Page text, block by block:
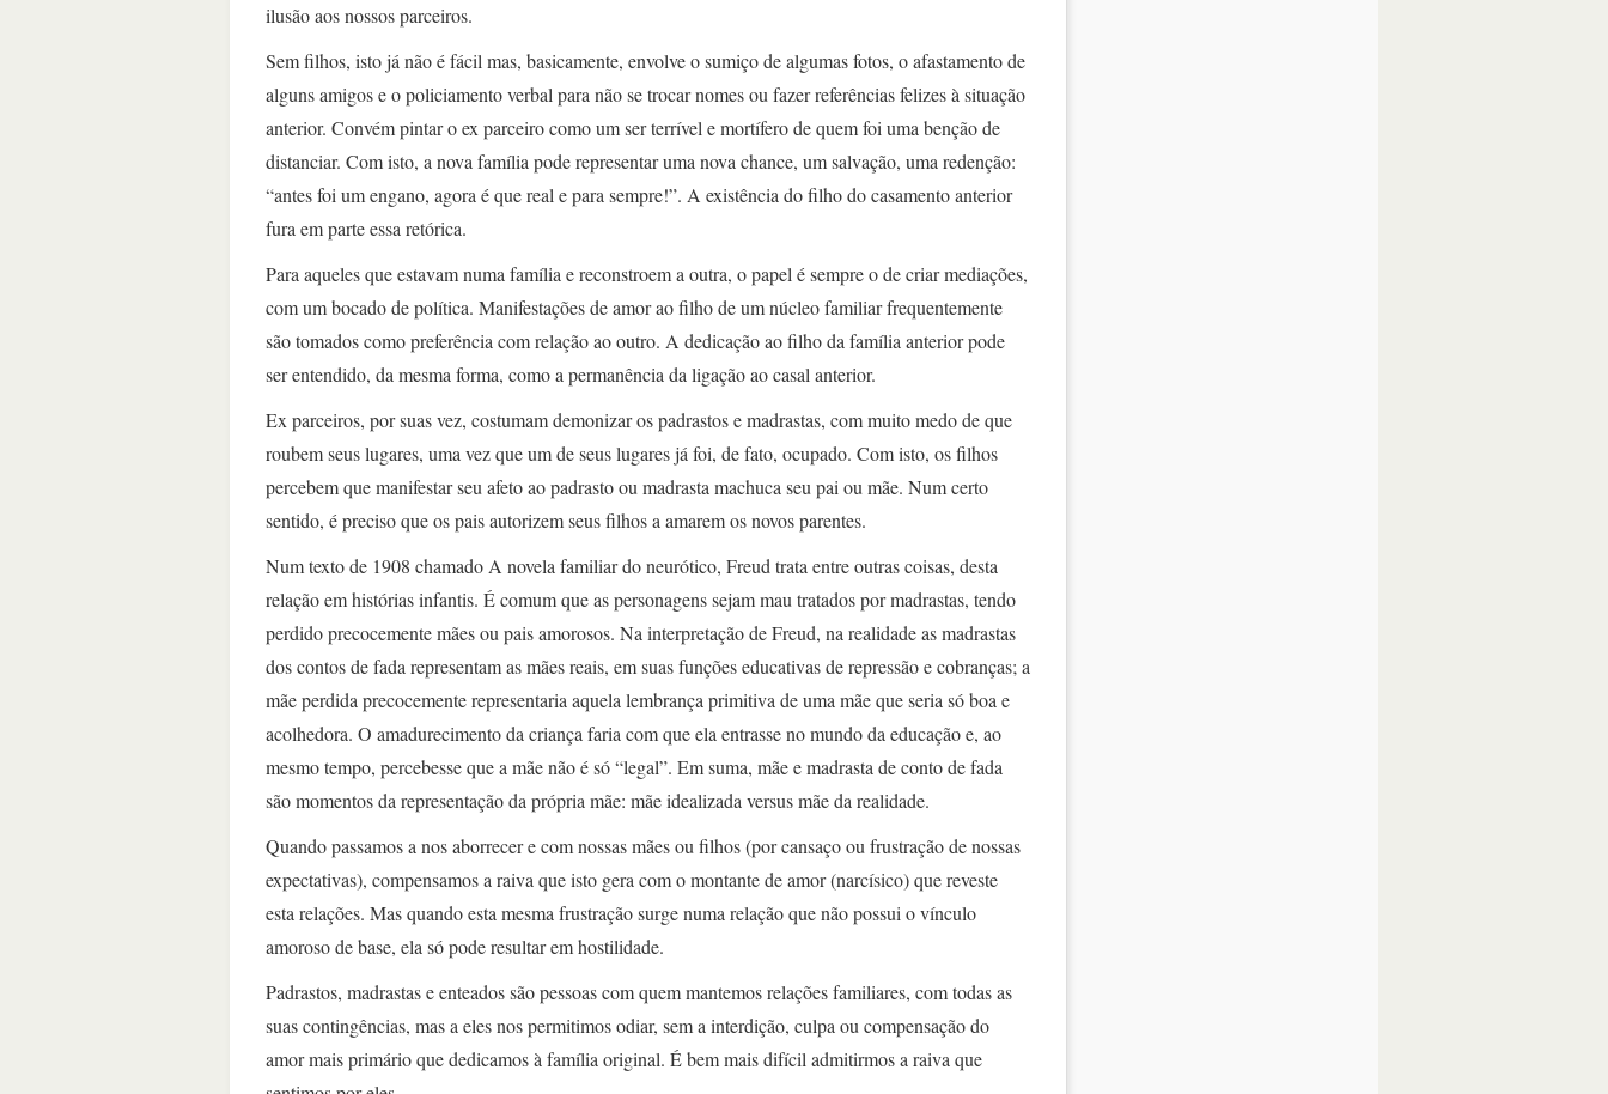
ilusão aos nossos parceiros.
Sem filhos, isto já não é fácil mas, basicamente, envolve o sumiço de algumas fotos, o afastamento de
alguns amigos e o policiamento verbal para não se trocar nomes ou fazer referências felizes à situação
anterior. Convém pintar o ex parceiro como um ser terrível e mortífero de quem foi uma benção de
distanciar. Com isto, a nova família pode representar uma nova chance, um salvação, uma redenção:
“antes foi um engano, agora é que real e para sempre!”. A existência do filho do casamento anterior
fura em parte essa retórica.
Para aqueles que estavam numa família e reconstroem a outra, o papel é sempre o de criar mediações,
com um bocado de política. Manifestações de amor ao filho de um núcleo familiar frequentemente
são tomados como preferência com relação ao outro. A dedicação ao filho da família anterior pode
ser entendido, da mesma forma, como a permanência da ligação ao casal anterior.
Ex parceiros, por suas vez, costumam demonizar os padrastos e madrastas, com muito medo de que
roubem seus lugares, uma vez que um de seus lugares já foi, de fato, ocupado. Com isto, os filhos
percebem que manifestar seu afeto ao padrasto ou madrasta machuca seu pai ou mãe. Num certo
sentido, é preciso que os pais autorizem seus filhos a amarem os novos parentes.
Num texto de 1908 chamado A novela familiar do neurótico, Freud trata entre outras coisas, desta
relação em histórias infantis. É comum que as personagens sejam mau tratados por madrastas, tendo
perdido precocemente mães ou pais amorosos. Na interpretação de Freud, na realidade as madrastas
dos contos de fada representam as mães reais, em suas funções educativas de repressão e cobranças; a
mãe perdida precocemente representaria aquela lembrança primitiva de uma mãe que seria só boa e
acolhedora. O amadurecimento da criança faria com que ela entrasse no mundo da educação e, ao
mesmo tempo, percebesse que a mãe não é só “legal”. Em suma, mãe e madrasta de conto de fada
são momentos da representação da própria mãe: mãe idealizada versus mãe da realidade.
Quando passamos a nos aborrecer e com nossas mães ou filhos (por cansaço ou frustração de nossas
expectativas), compensamos a raiva que isto gera com o montante de amor (narcísico) que reveste
esta relações. Mas quando esta mesma frustração surge numa relação que não possui o vínculo
amoroso de base, ela só pode resultar em hostilidade.
Padrastos, madrastas e enteados são pessoas com quem mantemos relações familiares, com todas as
suas contingências, mas a eles nos permitimos odiar, sem a interdição, culpa ou compensação do
amor mais primário que dedicamos à família original. É bem mais difícil admitirmos a raiva que